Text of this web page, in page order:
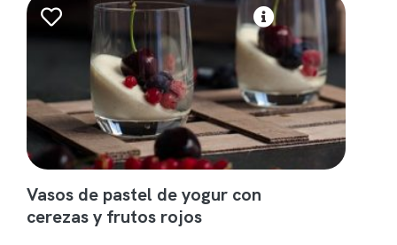
Vasos de pastel de yogur con
cerezas y frutos rojos